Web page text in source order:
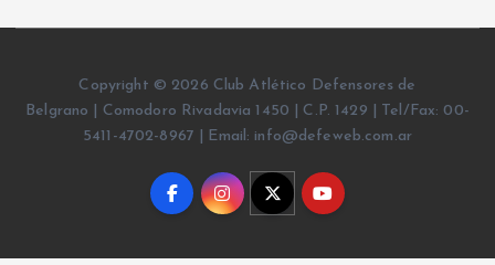
Copyright © 2026 Club Atlético Defensores de
Belgrano | Comodoro Rivadavia 1450 | C.P. 1429 | Tel/Fax: 00-
5411-4702-8967 | Email: info@defeweb.com.ar